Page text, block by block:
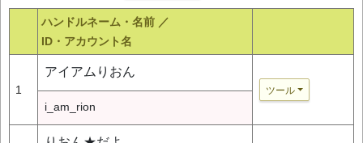
ハンドルネーム・名前 ／
ID・アカウント名
1
アイアムりおん
ツール
i_am_rion